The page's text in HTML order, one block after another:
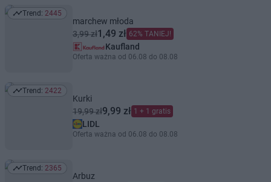
Trend: 2445
Trend: 2445
marchew młoda
3,99 zł1,49 zł 62% TANIEJ!
Kaufland
Oferta ważna od 06.08 do 08.08
Trend: 2422
Trend: 2422
Kurki
19,99 zł9,99 zł 1 + 1 gratis
LIDL
Oferta ważna od 06.08 do 08.08
Trend: 2365
Trend: 2365
Arbuz